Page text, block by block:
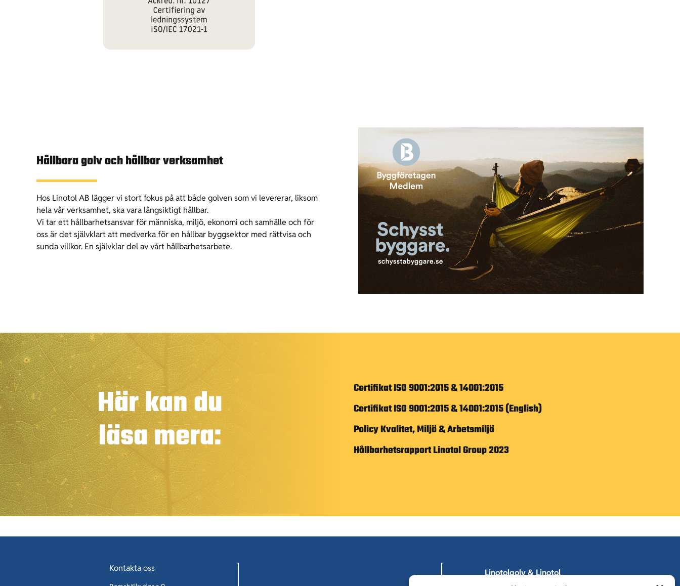
Hållbara golv och hållbar verksamhet
Hos Linotol AB lägger vi stort fokus på att både golven som vi levererar, liksom
hela vår verksamhet, ska vara långsiktigt hållbar.
Vi tar ett hållbarhetsansvar för människa, miljö, ekonomi och samhälle och för
oss är det självklart att medverka för en hållbar byggsektor med rättvisa och
sunda villkor. En självklar del av vårt hållbarhetsarbete.
Här kan du
läsa mera:
Certifikat ISO 9001:2015 & 14001:2015
Certifikat ISO 9001:2015 & 14001:2015 (English)
Policy Kvalitet, Miljö & Arbetsmiljö
Hållbarhetsrapport Linotol Group 2023
Kontakta oss
Linotolgolv & Linotol